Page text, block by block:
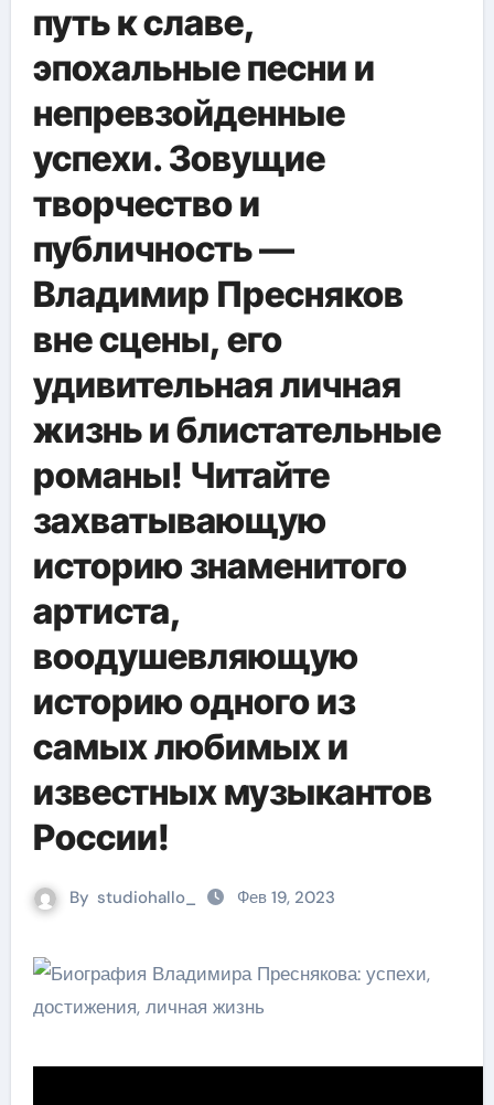
путь к славе,
эпохальные песни и
непревзойденные
успехи. Зовущие
творчество и
публичность —
Владимир Пресняков
вне сцены, его
удивительная личная
жизнь и блистательные
романы! Читайте
захватывающую
историю знаменитого
артиста,
воодушевляющую
историю одного из
самых любимых и
известных музыкантов
России!
By studiohallo_ Фев 19, 2023